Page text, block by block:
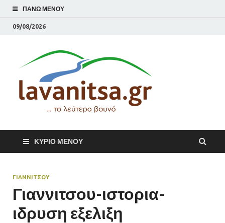
ΠΆΝΩ ΜΕΝΟΎ
09/08/2026
ΚΎΡΙΟ ΜΕΝΟΎ
ΓΙΑΝΝΙΤΣΟΥ
Γιαννιτσου-ιστορια-
ιδρυση εξελιξη